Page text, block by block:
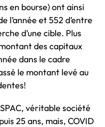
en bourse) ont ainsi
l’année et 552 d’entre
d’une cible. Plus
des capitaux
dans le cadre
le montant levé au
véritable société
25 ans, mais, COVID